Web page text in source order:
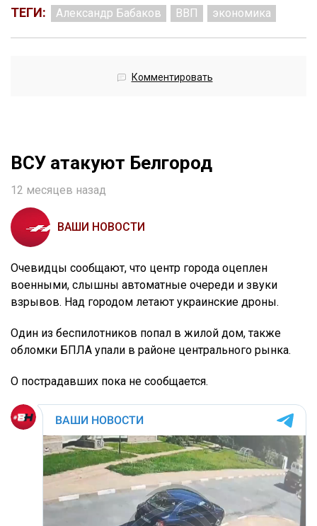
ТЕГИ: Александр Бабаков ВВП экономика
Комментировать
ВСУ атакуют Белгород
12 месяцев назад
ВАШИ НОВОСТИ
Очевидцы сообщают, что центр города оцеплен
военными, слышны автоматные очереди и звуки
взрывов. Над городом летают украинские дроны.
Один из беспилотников попал в жилой дом, также
обломки БПЛА упали в районе центрального рынка.
О пострадавших пока не сообщается.